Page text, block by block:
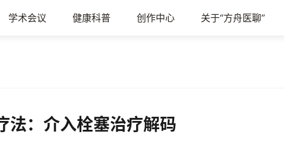
学术会议 健康科普 创作中心 关于“方舟医聊”
法：介入栓塞治疗解码